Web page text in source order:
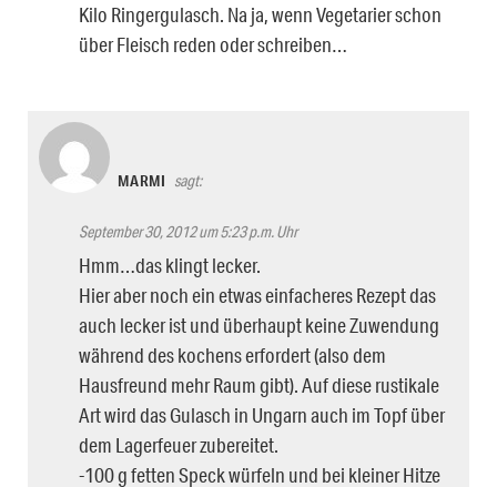
Kilo Ringergulasch. Na ja, wenn Vegetarier schon
über Fleisch reden oder schreiben…
MARMI sagt:
September 30, 2012 um 5:23 p.m. Uhr
Hmm…das klingt lecker.
Hier aber noch ein etwas einfacheres Rezept das
auch lecker ist und überhaupt keine Zuwendung
während des kochens erfordert (also dem
Hausfreund mehr Raum gibt). Auf diese rustikale
Art wird das Gulasch in Ungarn auch im Topf über
dem Lagerfeuer zubereitet.
-100 g fetten Speck würfeln und bei kleiner Hitze